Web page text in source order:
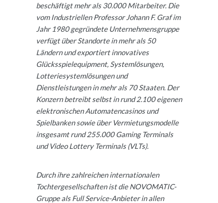
beschäftigt mehr als 30.000 Mitarbeiter. Die
vom Industriellen Professor Johann F. Graf im
Jahr 1980 gegründete Unternehmensgruppe
verfügt über Standorte in mehr als 50
Ländern und exportiert innovatives
Glücksspielequipment, Systemlösungen,
Lotteriesystemlösungen und
Dienstleistungen in mehr als 70 Staaten. Der
Konzern betreibt selbst in rund 2.100 eigenen
elektronischen Automatencasinos und
Spielbanken sowie über Vermietungsmodelle
insgesamt rund 255.000 Gaming Terminals
und Video Lottery Terminals (VLTs).
Durch ihre zahlreichen internationalen
Tochtergesellschaften ist die NOVOMATIC-
Gruppe als Full Service-Anbieter in allen